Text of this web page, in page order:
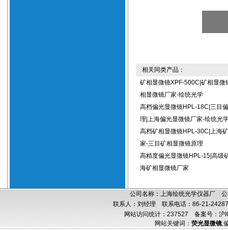
相关同类产品：
矿相显微镜XPF-500C|矿相显微
相显微镜厂家-绘统光学
高档偏光显微镜HPL-18C|三目
理|上海偏光显微镜厂家-绘统光
高档矿相显微镜HPL-30C|上海
家-三目矿相显微镜原理
高精度偏光显微镜HPL-15|高级
海矿相显微镜厂家
公司名称：上海绘统光学仪器厂
联系人：刘经理 联系电话：86-21-
网站访问统计：237527 备案号：沪
网站关键词： 荧光显微镜,